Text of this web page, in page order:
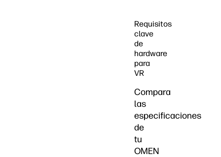
Requisitos
clave
de
hardware
para
VR
Compara
las
especificaciones
de
tu
OMEN